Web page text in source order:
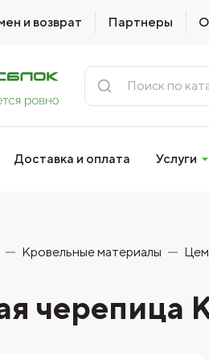
и возврат Партнеры
Доставка и оплата Услуги
Кровельные материалы
черепица